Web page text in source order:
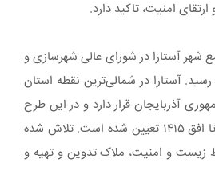
امنیت، تاکید دارد.
شهر آستارا در شورای عالی شهرسازی و
آستارا در شمالی‌ترین نقطه استان
آذربایجان قرار دارد و در این طرح
چشم انداز توسعه شهری تا افق ۱۴۱۵ تعیین شده است. تلاش شده
زیست و امنیت، ملاک تدوین و تهیه و